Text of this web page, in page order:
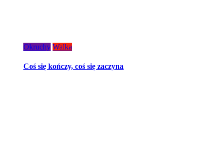
Okruchy Walka
Coś się kończy, coś się zaczyna